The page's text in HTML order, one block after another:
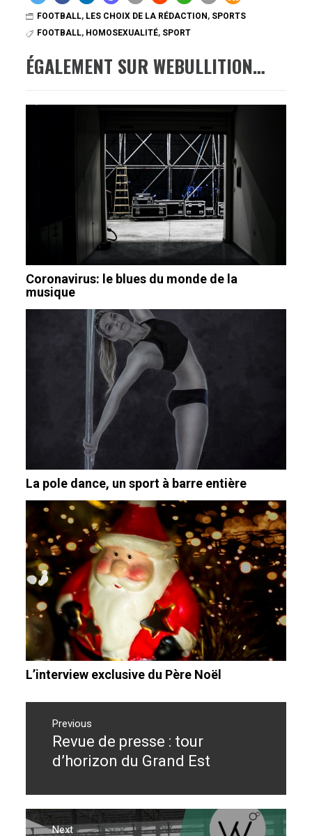
FOOTBALL, LES CHOIX DE LA RÉDACTION , SPORTS
FOOTBALL, HOMOSEXUALITÉ, SPORT
ÉGALEMENT SUR WEBULLITION…
Coronavirus: le blues du monde de la
musique
La pole dance, un sport à barre entière
L’interview exclusive du Père Noël
Navigation
l’article
Previous
Previous
post:
Revue de presse : tour
d’horizon du Grand Est
Next